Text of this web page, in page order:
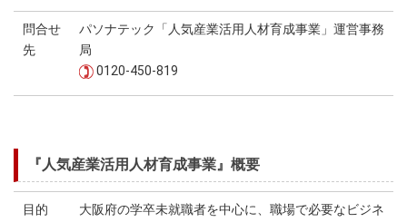
問合せ
先
パソナテック「人気産業活用人材育成事業」運営事務
局
0120-450-819
『人気産業活用人材育成事業』概要
目的
大阪府の学卒未就職者を中心に、職場で必要なビジネ